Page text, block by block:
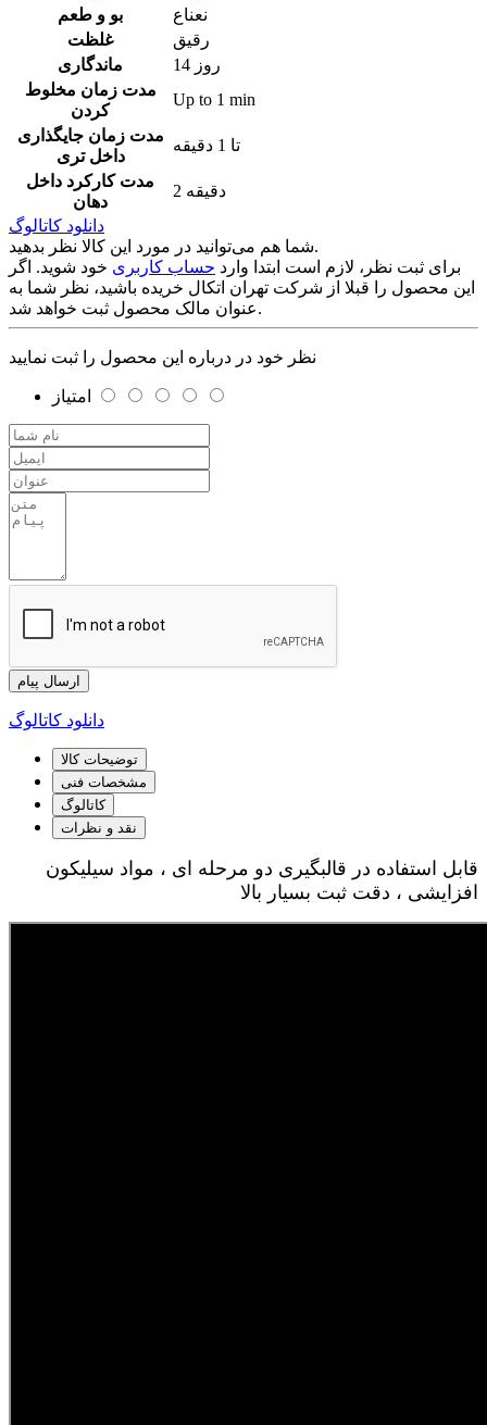
بو و طعم
نعناع
غلظت
رقیق
ماندگاری
14 روز
مدت زمان مخلوط
کردن
Up to 1 min
مدت زمان جایگذاری
داخل تری
تا 1 دقیقه
مدت کارکرد داخل
دهان
2 دقیقه
دانلود کاتالوگ
شما هم می‌توانید در مورد این کالا نظر بدهید.
برای ثبت نظر، لازم است ابتدا وارد حساب کاربری خود شوید. اگر
این محصول را قبلا از شرکت تهران اتکال خریده باشید، نظر شما به
عنوان مالک محصول ثبت خواهد شد.
نظر خود در درباره این محصول را ثبت نمایید
امتیاز
ارسال پیام
دانلود کاتالوگ
توضیحات کالا
مشخصات فنی
کاتالوگ
نقد و نظرات
قابل استفاده در قالبگیری دو مرحله ای ، مواد سیلیکون
افزایشی ، دقت ثبت بسیار بالا